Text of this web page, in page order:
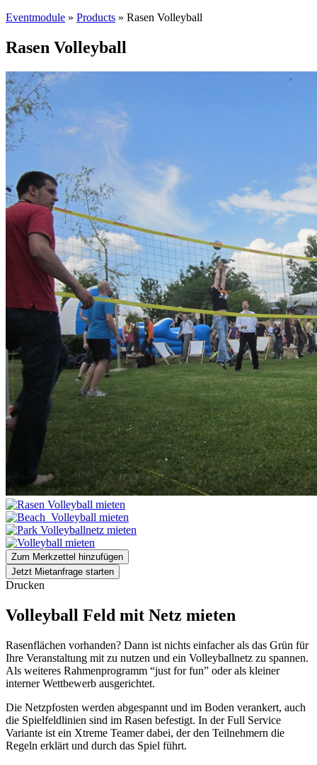
Eventmodule » Products » Rasen Volleyball
Rasen Volleyball
Zum Merkzettel hinzufügen
Jetzt Mietanfrage starten
Drucken
Volleyball Feld mit Netz mieten
Rasenflächen vorhanden? Dann ist nichts einfacher als das Grün für
Ihre Veranstaltung mit zu nutzen und ein Volleyballnetz zu spannen.
Als weiteres Rahmenprogramm “just for fun” oder als kleiner
interner Wettbewerb ausgerichtet.
Die Netzpfosten werden abgespannt und im Boden verankert, auch
die Spielfeldlinien sind im Rasen befestigt. In der Full Service
Variante ist ein Xtreme Teamer dabei, der den Teilnehmern die
Regeln erklärt und durch das Spiel führt.